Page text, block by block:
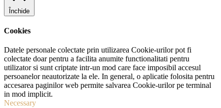
Închide
Cookies
Datele personale colectate prin utilizarea Cookie-urilor pot fi
colectate doar pentru a facilita anumite functionalitati pentru
utilizator si sunt criptate intr-un mod care face imposibil accesul
persoanelor neautorizate la ele. In general, o aplicatie folosita pentru
accesarea paginilor web permite salvarea Cookie-urilor pe terminal
in mod implicit.
Necessary